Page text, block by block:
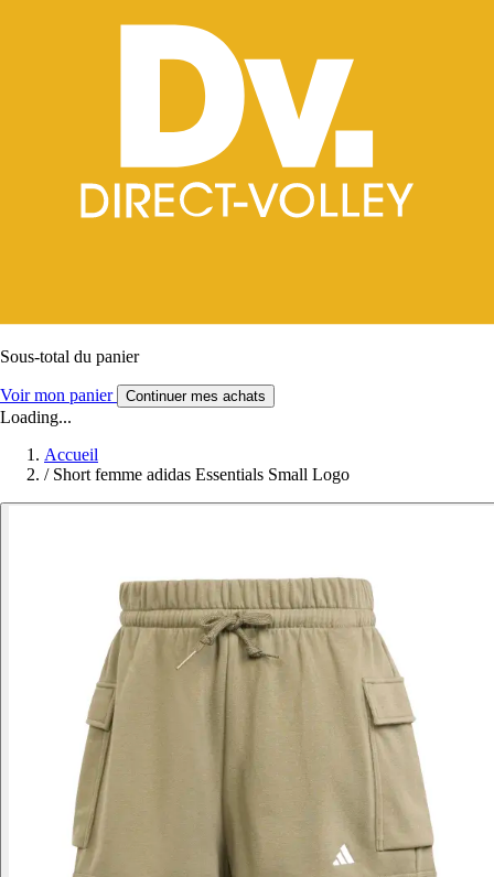
Sous-total du panier
Voir mon panier Continuer mes achats
Loading...
Accueil
/ Short femme adidas Essentials Small Logo